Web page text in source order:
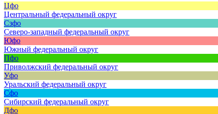
Цфо
Центральный федеральный округ
Сзфо
Северо-западный федеральный округ
Юфо
Южный федеральный округ
Пфо
Приволжский федеральный округ
Уфо
Уральский федеральный округ
Сфо
Сибирский федеральный округ
Дфо